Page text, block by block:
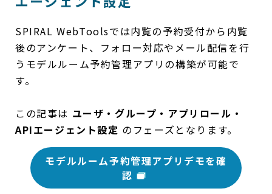
SPIRAL WebToolsでは内覧の予約受付から内覧
後のアンケート、フォロー対応やメール配信を行
うモデルルーム予約管理アプリの構築が可能で
す。
この記事は ユーザ・グループ・アプリロール・
APIエージェント設定 のフェーズとなります。
モデルルーム予約管理アプリデモを確
認